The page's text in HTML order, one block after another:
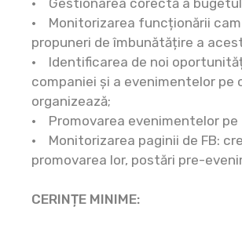
• Gestionarea corectă a
• Monitorizarea funcționării
propuneri de îmbunătățire a
• Identificarea de noi
companiei și a evenimentelor pe
organizează;
• Promovarea evenimentelor
• Monitorizarea paginii de FB:
promovarea lor, postări pre-
CERINȚE MINIME: